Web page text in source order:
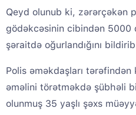
Qeyd olunub ki, zərərçəkən
gödəkcəsinin cibindən 5000
şəraitdə oğurlandığını
Polis əməkdaşları
əməlini törətməkdə şübhəli
olunmuş 35 yaşlı şəxs